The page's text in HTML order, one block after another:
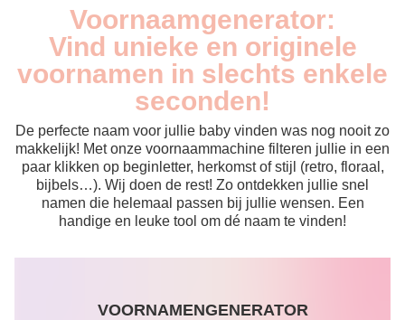
Voornaamgenerator:
Vind unieke en originele
voornamen in slechts enkele
seconden!
De perfecte naam voor jullie baby vinden was nog nooit zo
makkelijk! Met onze voornaammachine filteren jullie in een
paar klikken op beginletter, herkomst of stijl (retro, floraal,
bijbels…). Wij doen de rest! Zo ontdekken jullie snel
namen die helemaal passen bij jullie wensen. Een
handige en leuke tool om dé naam te vinden!
VOORNAMENGENERATOR